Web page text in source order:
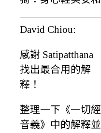
David Chiou:
感謝 Satipatthana
找出最合用的解
釋！
整理一下《一切經
音義》中的解釋並